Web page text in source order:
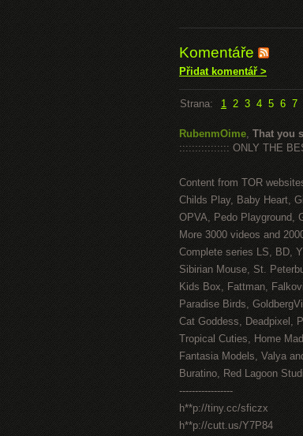
Komentáře
Přidat komentář >
Strana: 1 2 3 4 5 6 7
RubenmOime, That you
:::::::::::::::: ONLY THE
Content from TOR
Childs Play, Baby Heart,
OPVA, Pedo Playground,
More 3000 videos and
Complete series LS, BD,
Sibirian Mouse, St.
Kids Box, Fattman,
Paradise Birds,
Cat Goddess, Deadpixel,
Tropical Cuties, Home
Fantasia Models, Valya
Buratino, Red Lagoon
-----------------
h**p://tiny.cc/sficzx
h**p://cutt.us/Y7P84